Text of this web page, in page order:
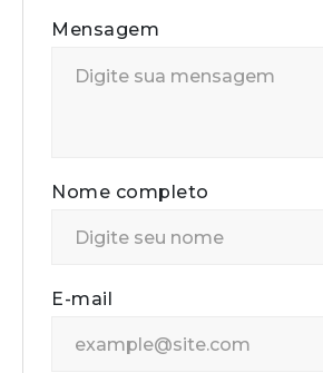
Mensagem
Nome completo
E-mail